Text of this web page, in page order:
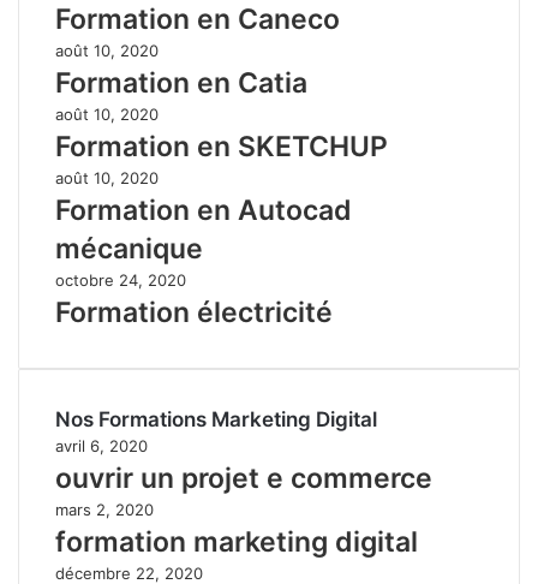
Formation en Caneco
août 10, 2020
Formation en Catia
août 10, 2020
Formation en SKETCHUP
août 10, 2020
Formation en Autocad
mécanique
octobre 24, 2020
Formation électricité
Nos Formations Marketing Digital
avril 6, 2020
ouvrir un projet e commerce
mars 2, 2020
formation marketing digital
décembre 22, 2020